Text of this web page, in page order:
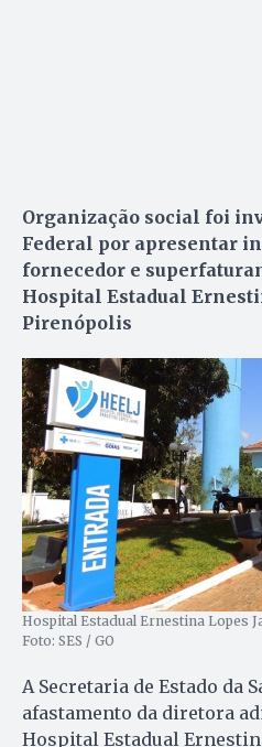
Organização social foi
Federal por apresentar
fornecedor e
Hospital Estadual
Pirenópolis
Hospital Estadual Ernestina Lopes
Foto: SES / GO
A Secretaria de Estado da
afastamento da diretora
Hospital Estadual